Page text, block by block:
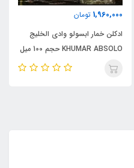
1,960,000 تومان
ادکلن خمار ابسولو وادی الخلیج
KHUMAR ABSOLO حجم 100 میل
| مشابه اورجینال ایو سن لورن مای